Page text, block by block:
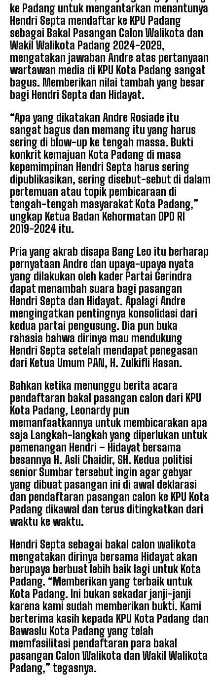
ke Padang untuk mengantarkan menantunya
Hendri Septa mendaftar ke KPU Padang
sebagai Bakal Pasangan Calon Walikota dan
Wakil Walikota Padang 2024-2029,
mengatakan jawaban Andre atas pertanyaan
wartawan media di KPU Kota Padang sangat
bagus. Memberikan nilai tambah yang besar
bagi Hendri Septa dan Hidayat.
“Apa yang dikatakan Andre Rosiade itu
sangat bagus dan memang itu yang harus
sering di blow-up ke tengah massa. Bukti
konkrit kemajuan Kota Padang di masa
kepemimpinan Hendri Septa harus sering
dipublikasikan, sering disebut-sebut di dalam
pertemuan atau topik pembicaraan di
tengah-tengah masyarakat Kota Padang,”
ungkap Ketua Badan Kehormatan DPD RI
2019-2024 itu.
Pria yang akrab disapa Bang Leo itu berharap
pernyataan Andre dan upaya-upaya nyata
yang dilakukan oleh kader Partai Gerindra
dapat menambah suara bagi pasangan
Hendri Septa dan Hidayat. Apalagi Andre
mengingatkan pentingnya konsolidasi dari
kedua partai pengusung. Dia pun buka
rahasia bahwa dirinya mau mendukung
Hendri Septa setelah mendapat penegasan
dari Ketua Umum PAN, H. Zulkifli Hasan.
Bahkan ketika menunggu berita acara
pendaftaran bakal pasangan calon dari KPU
Kota Padang, Leonardy pun
memanfaatkannya untuk membicarakan apa
saja Langkah-langkah yang diperlukan untuk
pemenangan Hendri – Hidayat bersama
besannya H. Asli Chaidir, SH. Kedua politisi
senior Sumbar tersebut ingin agar gebyar
yang dibuat pasangan ini di awal deklarasi
dan pendaftaran pasangan calon ke KPU Kota
Padang dikawal dan terus ditingkatkan dari
waktu ke waktu.
Hendri Septa sebagai bakal calon walikota
mengatakan dirinya bersama Hidayat akan
berupaya berbuat lebih baik lagi untuk Kota
Padang. “Memberikan yang terbaik untuk
Kota Padang. Ini bukan sekadar janji-janji
karena kami sudah memberikan bukti. Kami
berterima kasih kepada KPU Kota Padang dan
Bawaslu Kota Padang yang telah
memfasilitasi pendaftaran para bakal
pasangan Calon Walikota dan Wakil Walikota
Padang,” tegasnya.